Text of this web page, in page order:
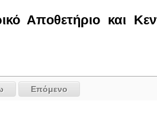
Απoθετήριo και
Επόμενο